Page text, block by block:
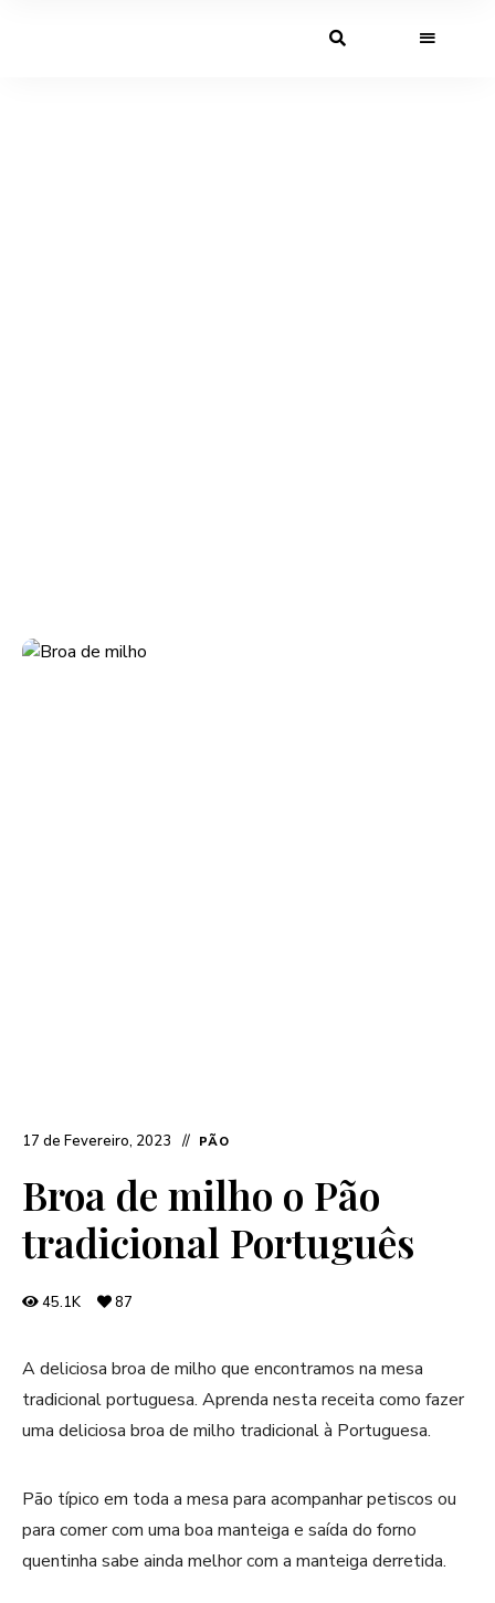
17 de Fevereiro, 2023 PÃO
Broa de milho o Pão
tradicional Português
45.1K 87
A deliciosa broa de milho que encontramos na mesa
tradicional portuguesa. Aprenda nesta receita como fazer
uma deliciosa broa de milho tradicional à Portuguesa.
Pão típico em toda a mesa para acompanhar petiscos ou
para comer com uma boa manteiga e saída do forno
quentinha sabe ainda melhor com a manteiga derretida.